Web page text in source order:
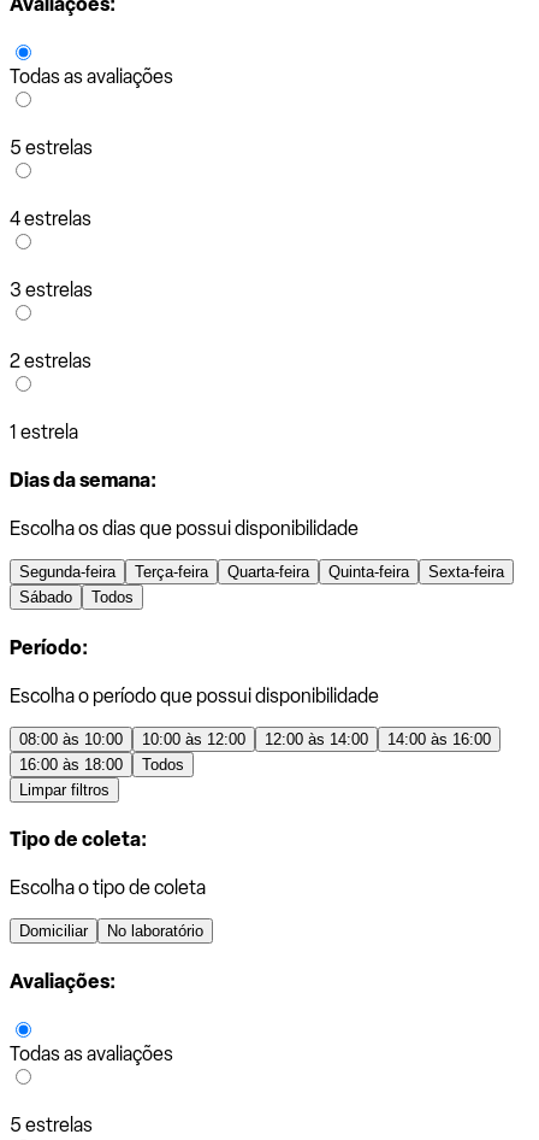
Todas as avaliações
5 estrelas
4 estrelas
3 estrelas
2 estrelas
1 estrela
Dias da semana:
Escolha os dias que possui disponibilidade
Segunda-feira Terça-feira Quarta-feira Quinta-feira
Sexta-feira
Sábado
Todos
Período:
Escolha o período que possui disponibilidade
08:00 às 10:00 10:00 às 12:00 12:00 às 14:00
14:00 às 16:00
16:00 às 18:00
Todos
Limpar filtros
Tipo de coleta:
Escolha o tipo de coleta
Domiciliar No laboratório
Avaliações:
Todas as avaliações
5 estrelas